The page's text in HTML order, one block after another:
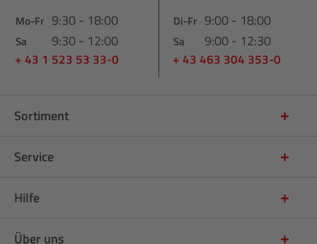
Mo-Fr 9:30 - 18:00
Sa 9:30 - 12:00
+ 43 1 523 53 33-0
Di-Fr 9:00 - 18:00
Sa 9:00 - 12:30
+ 43 463 304 353-0
Sortiment
Service
Hilfe
Über uns